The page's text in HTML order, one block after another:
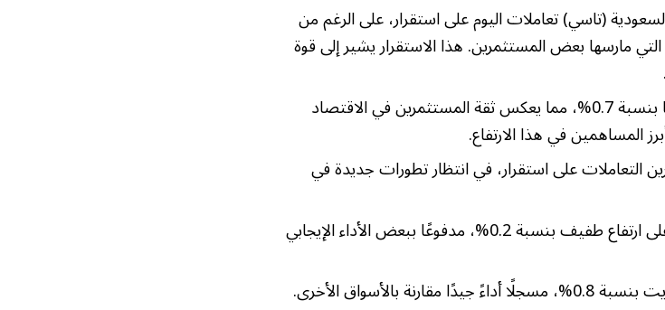
(تاسي) تعاملات اليوم على استقرار، على الرغم من
مارسها بعض المستثمرين. هذا الاستقرار يشير إلى قوة
شهدت بورصة قطر ارتفاعًا ملحوظًا بنسبة 0.7%، مما يعكس ثقة المستثمرين في الاقتصاد
المساهمين في هذا الارتفاع.
التعاملات على استقرار، في انتظار تطورات جديدة في
أغلق المؤشر الرئيسي في عُمان على ارتفاع طفيف بنسبة 0.2%، مدفوعًا ببعض الأداء الإيجابي
بالأسواق الأخرى.